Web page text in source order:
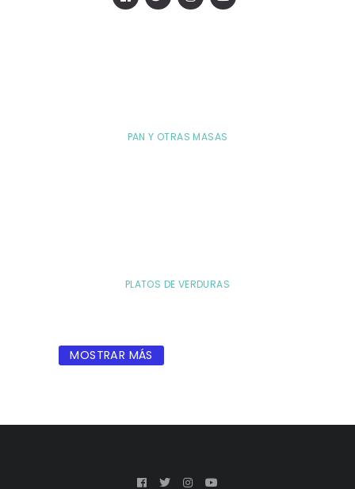
PAN Y OTRAS MASAS
PLATOS DE VERDURAS
MOSTRAR MÁS